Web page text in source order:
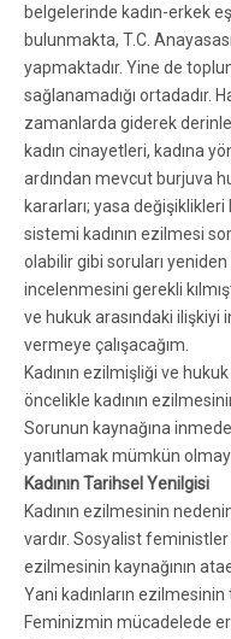
belgelerinde kadın-erkek
bulunmakta, T.C.
yapmaktadır. Yine de
sağlanamadığı ortadadır.
zamanlarda giderek
kadın cinayetleri, kadına
ardından mevcut burjuva
kararları; yasa
sistemi kadının ezilmesi
olabilir gibi soruları
incelenmesini gerekli
ve hukuk arasındaki ilişkiyi
vermeye çalışacağım.
Kadının ezilmişliği ve
öncelikle kadının
Sorunun kaynağına
yanıtlamak mümkün
Kadının Tarihsel Yenilgisi
Kadının ezilmesinin
vardır. Sosyalist
ezilmesinin kaynağının
Yani kadınların
Feminizmin mücadelede